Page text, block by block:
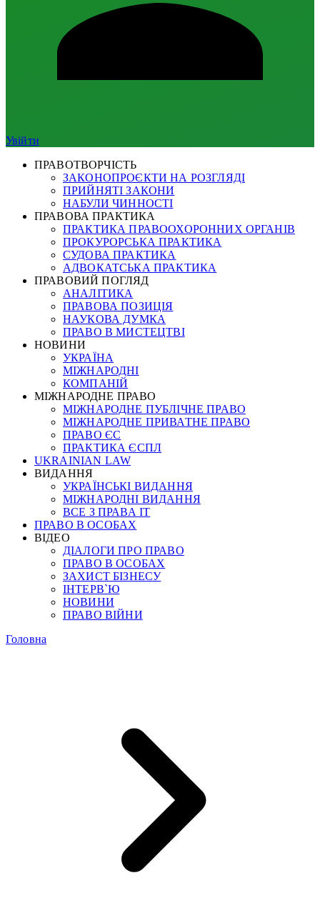
Увійти
ПРАВОТВОРЧІСТЬ
ЗАКОНОПРОЄКТИ НА РОЗГЛЯДІ
ПРИЙНЯТІ ЗАКОНИ
НАБУЛИ ЧИННОСТІ
ПРАВОВА ПРАКТИКА
ПРАКТИКА ПРАВООХОРОННИХ ОРГАНІВ
ПРОКУРОРСЬКА ПРАКТИКА
СУДОВА ПРАКТИКА
АДВОКАТСЬКА ПРАКТИКА
ПРАВОВИЙ ПОГЛЯД
АНАЛІТИКА
ПРАВОВА ПОЗИЦІЯ
НАУКОВА ДУМКА
ПРАВО В МИСТЕЦТВІ
НОВИНИ
УКРАЇНА
МІЖНАРОДНІ
КОМПАНІЙ
МІЖНАРОДНЕ ПРАВО
МІЖНАРОДНЕ ПУБЛІЧНЕ ПРАВО
МІЖНАРОДНЕ ПРИВАТНЕ ПРАВО
ПРАВО ЄС
ПРАКТИКА ЄСПЛ
UKRAINIAN LAW
ВИДАННЯ
УКРАЇНСЬКІ ВИДАННЯ
МІЖНАРОДНІ ВИДАННЯ
ВСЕ З ПРАВА ІТ
ПРАВО В ОСОБАХ
ВІДЕО
ДІАЛОГИ ПРО ПРАВО
ПРАВО В ОСОБАХ
ЗАХИСТ БІЗНЕСУ
ІНТЕРВ`Ю
НОВИНИ
ПРАВО ВІЙНИ
Головна